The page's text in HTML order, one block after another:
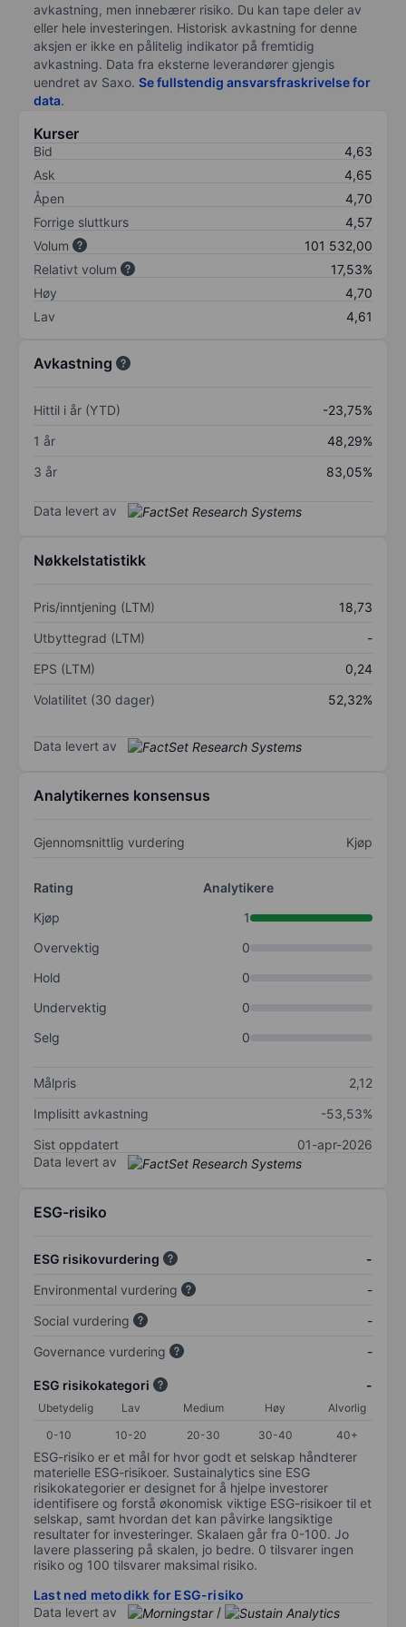
avkastning, men innebærer risiko. Du kan tape deler av
eller hele investeringen. Historisk avkastning for denne
aksjen er ikke en pålitelig indikator på fremtidig
avkastning. Data fra eksterne leverandører gjengis
uendret av Saxo. Se fullstendig ansvarsfraskrivelse for
data.
Kurser
Bid
4,63
Ask
4,65
Åpen
4,70
Forrige sluttkurs
4,57
Volum
101 532,00
Relativt volum
17,53%
Høy
4,70
Lav
4,61
Avkastning
Hittil i år (YTD)
-23,75%
1 år
48,29%
3 år
83,05%
Data levert av
Nøkkelstatistikk
Pris/inntjening (LTM)
18,73
Utbyttegrad (LTM)
-
EPS (LTM)
0,24
Volatilitet (30 dager)
52,32%
Data levert av
Analytikernes konsensus
Gjennomsnittlig vurdering Kjøp
Rating
Analytikere
Kjøp
1
Overvektig
0
Hold
0
Undervektig
0
Selg
0
Målpris
2,12
Implisitt avkastning
-53,53%
Sist oppdatert
01-apr-2026
Data levert av
ESG-risiko
ESG risikovurdering
-
Environmental vurdering
-
Social vurdering
-
Governance vurdering
-
ESG risikokategori -
Ubetydelig Lav Medium Høy
Alvorlig
0-10
10-20 20-30 30-40 40+
ESG-risiko er et mål for hvor godt et selskap håndterer
materielle ESG-risikoer. Sustainalytics sine ESG
risikokategorier er designet for å hjelpe investorer
identifisere og forstå økonomisk viktige ESG-risikoer til et
selskap, samt hvordan det kan påvirke langsiktige
resultater for investeringer. Skalaen går fra 0-100. Jo
lavere plassering på skalen, jo bedre. 0 tilsvarer ingen
risiko og 100 tilsvarer maksimal risiko.
Last ned metodikk for ESG-risiko
Data levert av
/